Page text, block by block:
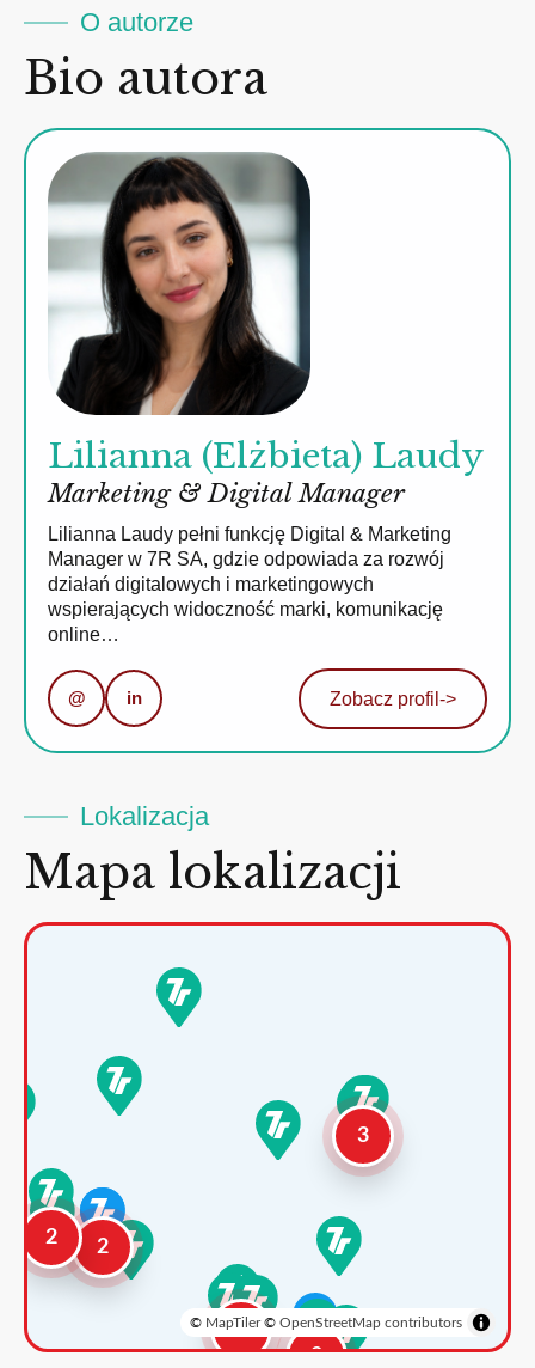
O autorze
Bio autora
Lilianna (Elżbieta) Laudy
Marketing & Digital Manager
Lilianna Laudy pełni funkcję Digital & Marketing
Manager w 7R SA, gdzie odpowiada za rozwój
działań digitalowych i marketingowych
wspierających widoczność marki, komunikację
online…
@ in Zobacz profil ->
Lokalizacja
Mapa lokalizacji
2
2
3
2
3
© MapTiler© OpenStreetMap contributors